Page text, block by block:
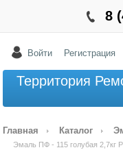
8
Войти Регистрация
Территория
Главная Каталог
Эмаль ПФ - 115 голубая 2,7кг